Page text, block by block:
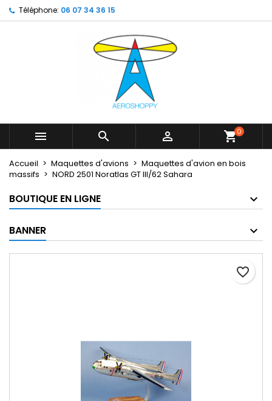
Téléphone: 06 07 34 36 15
   shopping_cart0
Accueil Maquettes d'avions
Maquettes d'avion en bois
massifs
NORD 2501 Noratlas GT III/62 Sahara
BOUTIQUE EN LIGNE
BANNER
favorite_border
My wishlists ×
Create new list
Créer une liste d'envies ×
Nom de la liste d'envies
Connexion ×
Vous devez être connecté pour ajouter des produits
Annuler